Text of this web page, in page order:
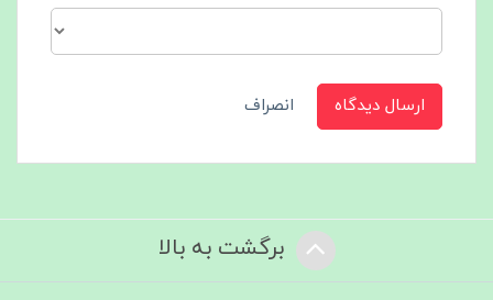
ارسال دیدگاه انصراف
برگشت به بالا